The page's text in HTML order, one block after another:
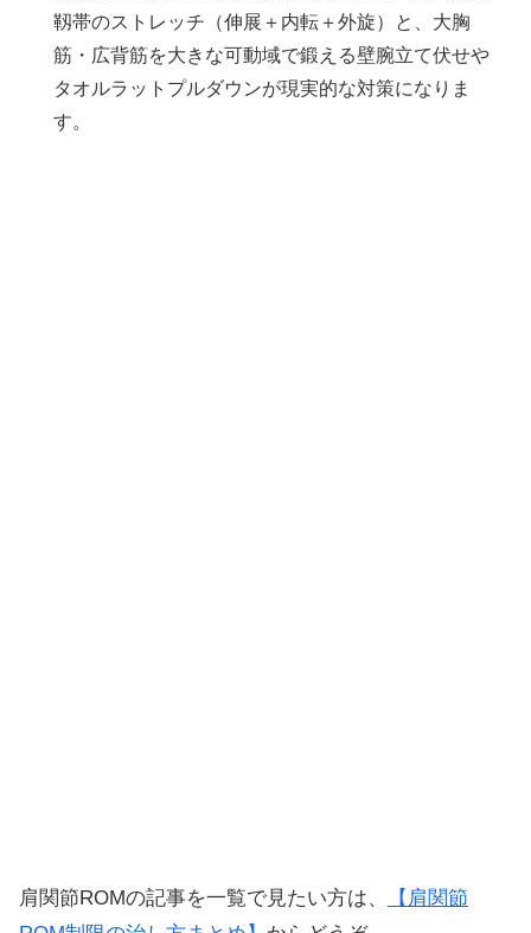
靱帯のストレッチ（伸展＋内転＋外旋）と、大胸
筋・広背筋を大きな可動域で鍛える壁腕立て伏せや
タオルラットプルダウンが現実的な対策になりま
す。
肩関節ROMの記事を一覧で見たい方は、
【肩関節